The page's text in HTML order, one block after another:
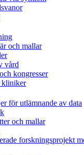
och mallar
vård
kongresser
kliniker
för utlämnande av data
och mallar
forskningsprojekt